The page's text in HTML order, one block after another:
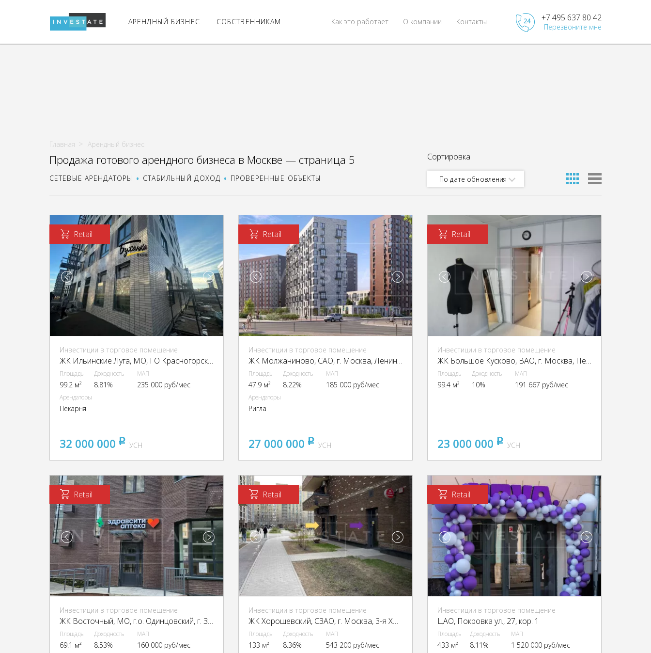
АРЕНДНЫЙ БИЗНЕС СОБСТВЕННИКАМ Контакты
О компании
Как это работает +7 495 637 80 42
Перезвоните мне
Главная Арендный бизнес
Продажа готового арендного бизнеса в Москве — страница 5
СЕТЕВЫЕ АРЕНДАТОРЫ СТАБИЛЬНЫЙ ДОХОД ПРОВЕРЕННЫЕ ОБЪЕКТЫ
Сортировка
По дате обновления
Retail
Инвестиции в торговое помещение
ЖК Ильинские Луга, МО, ГО Красногорск, пос. Ильинское-Усово, ЖК Ильинские Луга, к. 2.10
Площадь
99.2 м²
Доходность
8.81%
МАП
235 000 руб/мес
Арендаторы
Пекарня
32 000 000 pуб
УСН
Retail
Инвестиции в торговое помещение
ЖК Молжаниново, CАО, г. Москва, Ленинградское ш., 229А
Площадь
47.9 м²
Доходность
8.22%
МАП
185 000 руб/мес
Арендаторы
Ригла
27 000 000 pуб
УСН
Retail
Инвестиции в торговое помещение
ЖК Большое Кусково, ВАО, г. Москва, Перовская ул., 66к7
Площадь
99.4 м²
Доходность
10%
МАП
191 667 руб/мес
23 000 000 pуб
УСН
Retail
Инвестиции в торговое помещение
ЖК Восточный, МО, г.о. Одинцовский, г. Звенигород, мкр. Восточный, 3-й мрн., 9
Площадь
69.1 м²
Доходность
8.53%
МАП
160 000 руб/мес
Retail
Инвестиции в торговое помещение
ЖК Хорошевский, CЗАО, г. Москва, 3-я Хорошёвская ул., 25к2
Площадь
133 м²
Доходность
8.36%
МАП
543 200 руб/мес
Retail
Инвестиции в торговое помещение
ЦАО, Покровка ул., 27, кор. 1
Площадь
433 м²
Доходность
8.11%
МАП
1 520 000 руб/мес